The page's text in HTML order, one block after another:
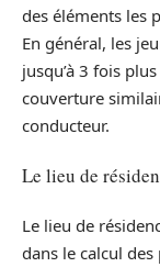
des éléments les
En général, les
jusqu’à 3 fois
couverture
conducteur.
Le lieu de
Le lieu de
dans le calcul